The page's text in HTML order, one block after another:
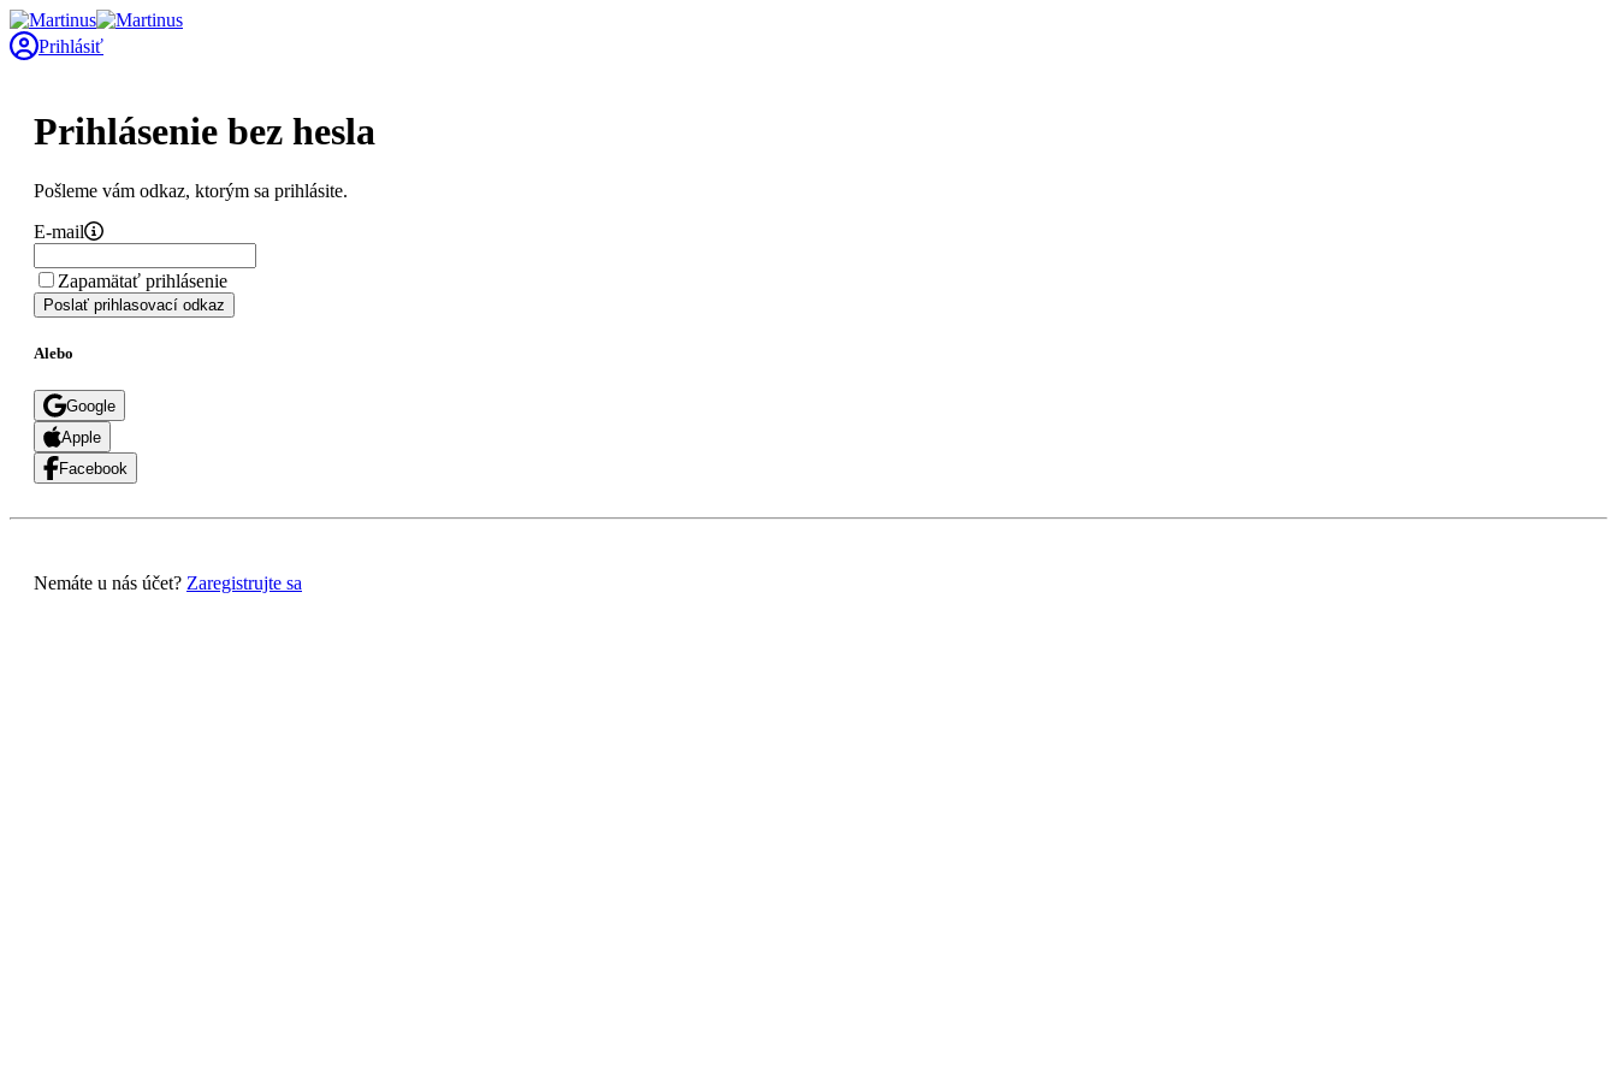
Prihlásiť
Prihlásenie bez hesla
Pošleme vám odkaz, ktorým sa prihlásite.
E-mail
Zapamätať prihlásenie
Poslať prihlasovací odkaz
Alebo
Google
Apple
Facebook
Nemáte u nás účet? Zaregistrujte sa